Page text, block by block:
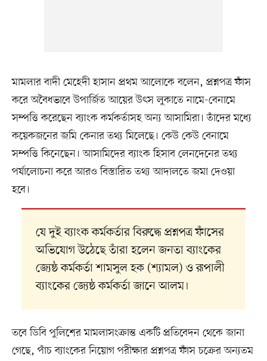
মামলার বাদী মেহেদী হাসান প্রথম আলোকে বলেন, প্রশ্নপত্র ফাঁস
করে অবৈধভাবে উপার্জিত আয়ের উৎস লুকাতে নামে-বেনামে
সম্পত্তি করেছেন ব্যাংক কর্মকর্তাসহ অন্য আসামিরা। তাঁদের মধ্যে
কয়েকজনের জমি কেনার তথ্য মিলেছে। কেউ কেউ বেনামে
সম্পত্তি কিনেছেন। আসামিদের ব্যাংক হিসাব লেনদেনের তথ্য
পর্যালোচনা করে আরও বিস্তারিত তথ্য আদালতে জমা দেওয়া
হবে।
যে দুই ব্যাংক কর্মকর্তার বিরুদ্ধে প্রশ্নপত্র ফাঁসের
অভিযোগ উঠেছে তাঁরা হলেন জনতা ব্যাংকের
জ্যেষ্ঠ কর্মকর্তা শামসুল হক (শ্যামল) ও রূপালী
ব্যাংকের জ্যেষ্ঠ কর্মকর্তা জানে আলম।
তবে ডিবি পুলিশের মামলাসংক্রান্ত একটি প্রতিবেদন থেকে জানা
গেছে, পাঁচ ব্যাংকের নিয়োগ পরীক্ষার প্রশ্নপত্র ফাঁস চক্রের অন্যতম